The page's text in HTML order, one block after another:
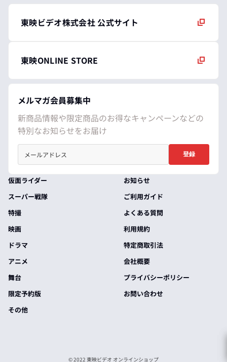
東映ビデオ株式会社 公式サイト
東映ONLINE STORE
メルマガ会員募集中
新商品情報や限定商品のお得なキャンペーンなどの
特別なお知らせをお届け
登録
仮面ライダー
スーパー戦隊
特撮
映画
ドラマ
アニメ
舞台
限定予約版
その他
お知らせ
ご利用ガイド
よくある質問
利用規約
特定商取引法
会社概要
プライバシーポリシー
お問い合わせ
© 2022 東映ビデオ オンラインショップ